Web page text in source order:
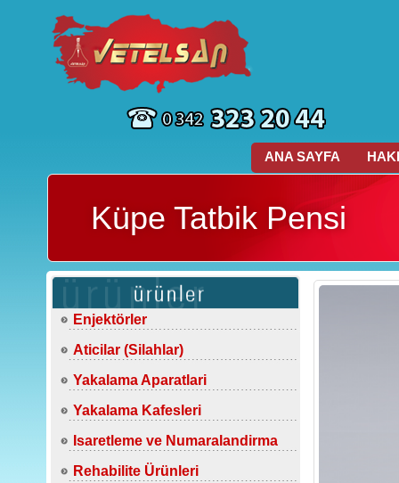
ANA SAYFA
Küpe Tatbik Pensi
Enjektörler
Aticilar (Silahlar)
Yakalama Aparatlari
Yakalama Kafesleri
Isaretleme ve Numaralandirma
Rehabilite Ürünleri